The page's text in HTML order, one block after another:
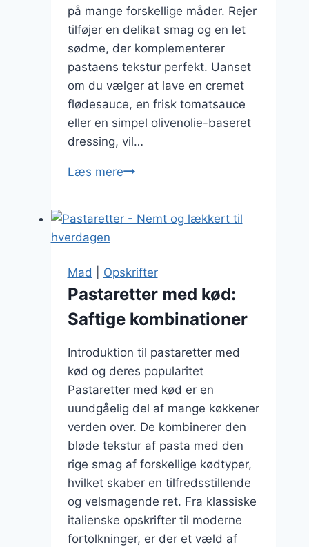
på mange forskellige måder. Rejer
tilføjer en delikat smag og en let
sødme, der komplementerer
pastaens tekstur perfekt. Uanset
om du vælger at lave en cremet
flødesauce, en frisk tomatsauce
eller en simpel olivenolie-baseret
dressing, vil…
Læs mereUimodståelige
rejer
Mad Opskrifter
Pastaretter med kød:
Saftige kombinationer
Introduktion til pastaretter med
kød og deres popularitet
Pastaretter med kød er en
uundgåelig del af mange køkkener
verden over. De kombinerer den
bløde tekstur af pasta med den
rige smag af forskellige kødtyper,
hvilket skaber en tilfredsstillende
og velsmagende ret. Fra klassiske
italienske opskrifter til moderne
fortolkninger, er der et væld af